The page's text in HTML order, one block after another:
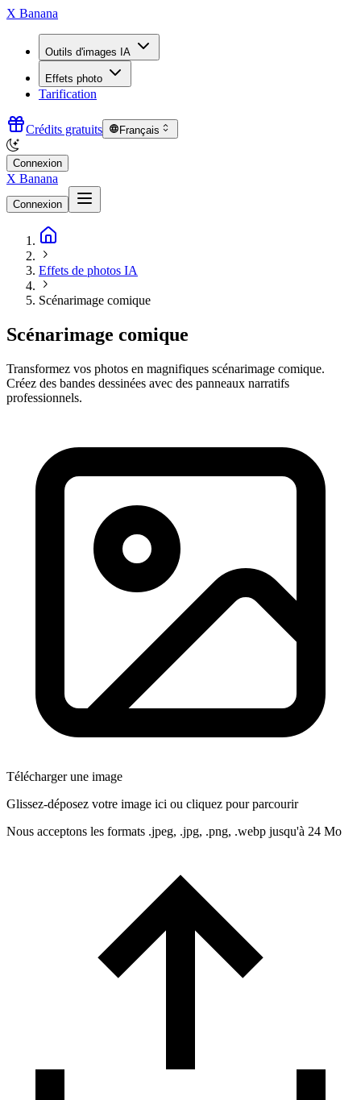
X Banana
Outils d'images IA
Effets photo
Tarification
Crédits gratuits Français
Connexion
X Banana
Connexion
Effets de photos IA
Scénarimage comique
Scénarimage comique
Transformez vos photos en magnifiques scénarimage comique.
Créez des bandes dessinées avec des panneaux narratifs
professionnels.
Télécharger une image
Glissez-déposez votre image ici ou cliquez pour parcourir
Nous acceptons les formats .jpeg, .jpg, .png, .webp jusqu'à 24 Mo